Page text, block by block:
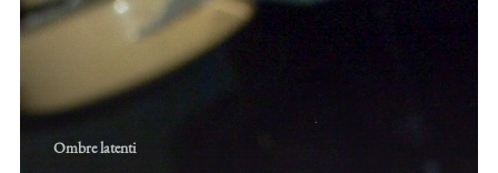
Ombre latenti